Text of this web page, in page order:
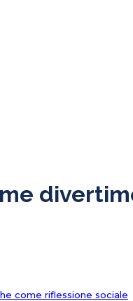
come riflessione sociale